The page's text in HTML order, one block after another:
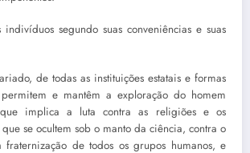
indivíduos segundo suas conveniências e suas
de todas as instituições estatais e formas
e mantêm a exploração do homem
implica a luta contra as religiões e os
se ocultem sob o manto da ciência, contra o
fraternização de todos os grupos humanos, e